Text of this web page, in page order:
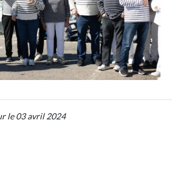
le 03 avril 2024